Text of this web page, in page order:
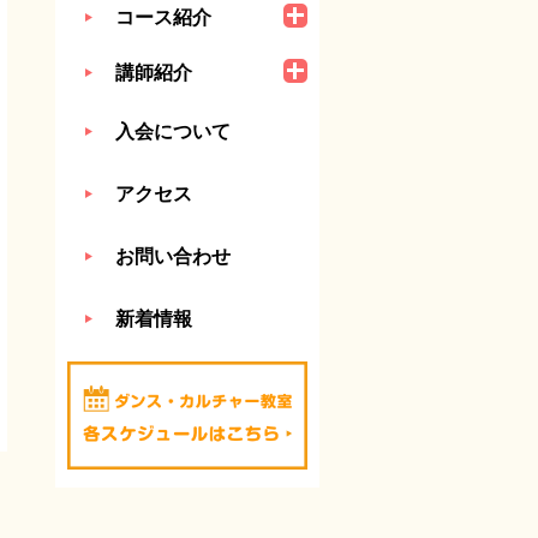
コース紹介
講師紹介
入会について
アクセス
お問い合わせ
新着情報